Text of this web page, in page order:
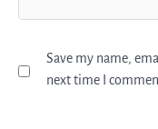
Save my name,
next time I